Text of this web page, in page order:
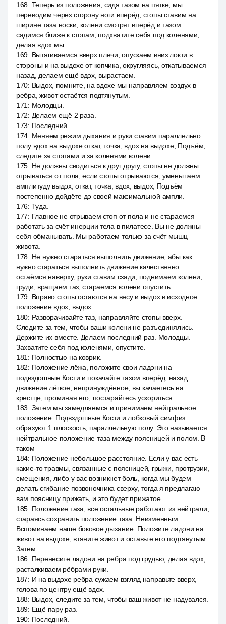
168: Теперь из положения, сидя тазом на пятке, мы
переводим через сторону ноги вперёд, стопы ставим на
ширине таза носки, колени смотрят вперёд и тазом
садимся ближе к стопам, подхватите себя под коленями,
делая вдох мы.
169: Вытягиваемся вверх плечи, опускаем вниз локти в
стороны и на выдохе от копчика, округляясь, откатываемся
назад, делаем ещё вдох, вырастаем.
170: Выдох, помните, на вдохе мы направляем воздух в
ребра, живот остаётся подтянутым.
171 : Молодцы.
172: Делаем ещё 2 раза.
173: Последний.
174: Меняем режим дыхания и руки ставим параллельно
полу вдох на выдохе откат, точка, вдох на выдохе, Подъём,
следите за стопами и за коленями колени.
175: Не должны сводиться к друг другу, стопы не должны
отрываться от пола, если стопы отрываются, уменьшаем
амплитуду выдох, откат, точка, вдох, выдох, Подъём
постепенно дойдёте до своей максимальной ампли.
176: Туда.
177: Главное не отрываем стоп от пола и не стараемся
работать за счёт инерции тела в пилатесе. Вы не должны
себя обманывать. Мы работаем только за счёт мышц
живота.
178: Не нужно стараться выполнить движение, абы как
нужно стараться выполнить движение качественно
остаёмся наверху, руки ставим сзади, поднимаем колени,
груди, вращаем таз, стараемся колени опустить.
179: Вправо стопы остаются на весу и выдох в исходное
положение вдох, выдох.
180: Разворачивайте таз, направляйте стопы вверх.
Следите за тем, чтобы ваши колени не разъединялись.
Держите их вместе. Делаем последний раз. Молодцы.
Захватите себя под коленями, опустите.
181 : Полностью на коврик.
182: Положение лёжа, положите свои ладони на
подвздошные Кости и покачайте тазом вперёд, назад
движение лёгкое, непринуждённое, вы качаетесь на
крестце, проминая его, постарайтесь ускориться.
183: Затем мы замедляемся и принимаем нейтральное
положение. Подвздошные Кости и лобковый симфиз
образуют 1 плоскость, параллельную полу. Это называется
нейтральное положение таза между поясницей и полом. В
таком
184: Положение небольшое расстояние. Если у вас есть
какие-то травмы, связанные с поясницей, грыжи, протрузии,
смещения, либо у вас возникнет боль, когда мы будем
делать сгибание позвоночника сверху, тогда я предлагаю
вам поясницу прижать, и это будет прижатое.
185: Положение таза, все остальные работают из нейтрали,
стараясь сохранить положение таза. Неизменным.
Вспоминаем наше боковое дыхание. Положите ладони на
живот на выдохе, втяните живот и оставьте его подтянутым.
Затем.
186: Перенесите ладони на ребра под грудью, делая вдох,
расталкиваем рёбрами руки.
187: И на выдохе ребра сужаем взгляд направьте вверх,
голова по центру ещё вдох.
188: Выдох, следите за тем, чтобы ваш живот не надувался.
189: Ещё пару раз.
190: Последний.